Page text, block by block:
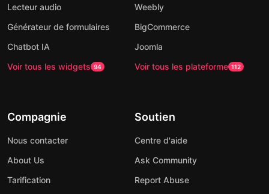
Lecteur audio
Générateur de formulaires
Chatbot IA
Voir tous les widgets 94
Weebly
BigCommerce
Joomla
Voir tous les plateforme 112
Compagnie
Nous contacter
About Us
Tarification
Soutien
Centre d'aide
Ask Community
Report Abuse